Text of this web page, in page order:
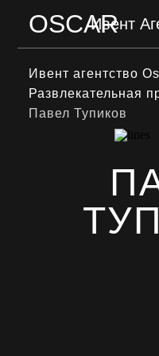
OSCAR
Ивент
Ивент агентство
Развлекательная
Павел Тупиков